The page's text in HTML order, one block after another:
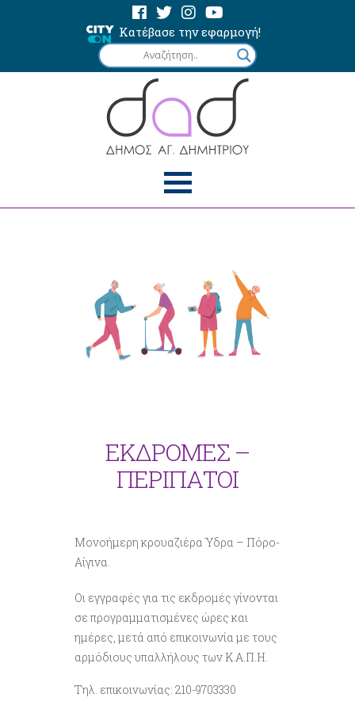
Κατέβασε την εφαρμογή!
ΕΚΔΡΟΜΕΣ –
ΠΕΡΙΠΑΤΟΙ
Μονοήμερη κρουαζιέρα Ύδρα – Πόρο-
Αίγινα.
Οι εγγραφές για τις εκδρομές γίνονται
σε προγραμματισμένες ώρες και
ημέρες, μετά από επικοινωνία με τους
αρμόδιους υπαλλήλους των Κ.Α.Π.Η.
Τηλ. επικοινωνίας: 210-9703330